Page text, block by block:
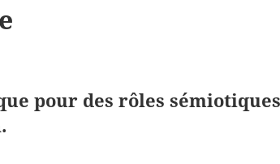
pour des rôles sémiotiques